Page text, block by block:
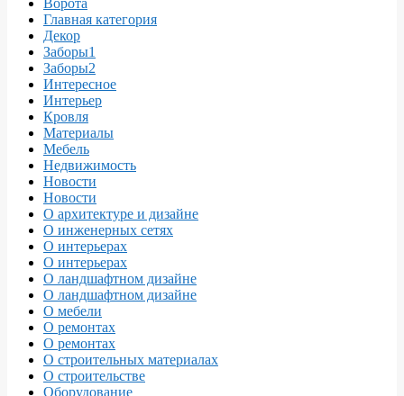
Ворота
Главная категория
Декор
Заборы1
Заборы2
Интересное
Интерьер
Кровля
Материалы
Мебель
Недвижимость
Новости
Новости
О архитектуре и дизайне
О инженерных сетях
О интерьерах
О интерьерах
О ландшафтном дизайне
О ландшафтном дизайне
О мебели
О ремонтах
О ремонтах
О строительных материалах
О строительстве
Оборудование